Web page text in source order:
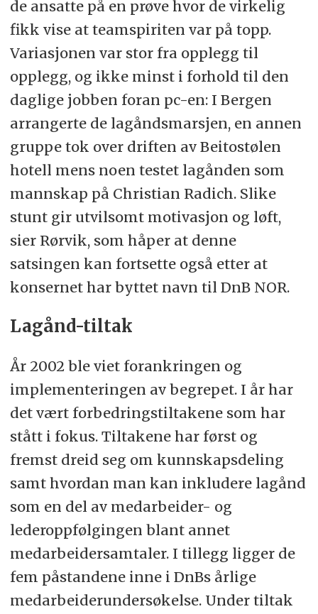
de ansatte på en prøve hvor de virkelig
fikk vise at teamspiriten var på topp.
Variasjonen var stor fra opplegg til
opplegg, og ikke minst i forhold til den
daglige jobben foran pc-en: I Bergen
arrangerte de lagåndsmarsjen, en annen
gruppe tok over driften av Beitostølen
hotell mens noen testet lagånden som
mannskap på Christian Radich. Slike
stunt gir utvilsomt motivasjon og løft,
sier Rørvik, som håper at denne
satsingen kan fortsette også etter at
konsernet har byttet navn til DnB NOR.
Lagånd-tiltak
År 2002 ble viet forankringen og
implementeringen av begrepet. I år har
det vært forbedringstiltakene som har
stått i fokus. Tiltakene har først og
fremst dreid seg om kunnskapsdeling
samt hvordan man kan inkludere lagånd
som en del av medarbeider- og
lederoppfølgingen blant annet
medarbeidersamtaler. I tillegg ligger de
fem påstandene inne i DnBs årlige
medarbeiderundersøkelse. Under tiltak